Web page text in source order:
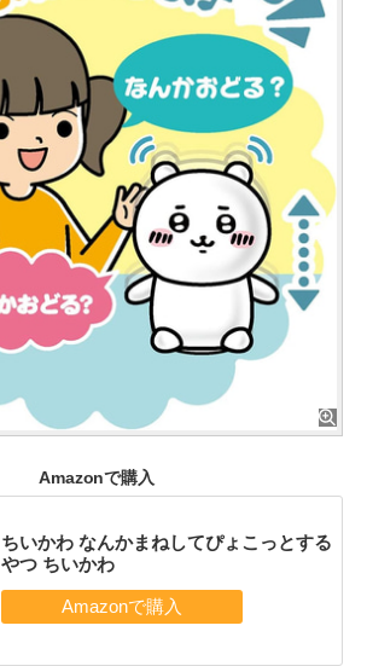
Amazonで購入
ちいかわ なんかまねしてぴょこっとする
やつ ちいかわ